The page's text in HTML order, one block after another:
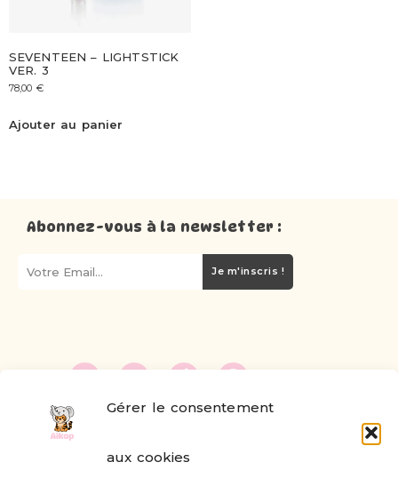
Gérer le consentement
aux cookies
SEVENTEEN – LIGHTSTICK
VER. 3
78,00 €
Ajouter au panier
Abonnez-vous à la newsletter :
Je m'inscris !